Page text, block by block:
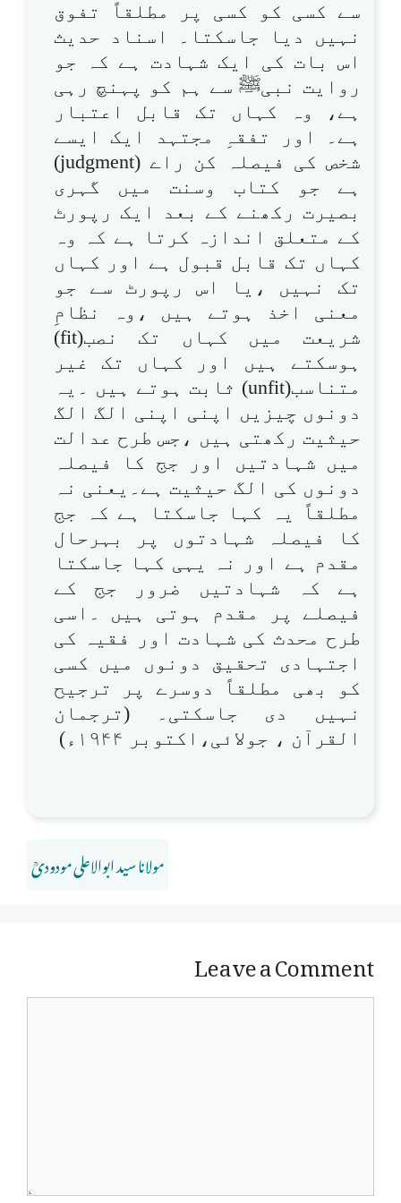
سے کسی کو کسی پر مطلقاً تفوق
نہیں دیا جاسکتا۔ اسناد حدیث
اس بات کی ایک شہادت ہے کہ جو
روایت نبیﷺ سے ہم کو پہنچ رہی
ہے، وہ کہاں تک قابل اعتبار
ہے۔ اور تفقہِ مجتہد ایک ایسے
شخص کی فیصلہ کن راے (judgment)
ہے جو کتاب وسنت میں گہری
بصیرت رکھنے کے بعد ایک رپورٹ
کے متعلق اندازہ کرتا ہے کہ وہ
کہاں تک قابل قبول ہے اور کہاں
تک نہیں ،یا اس رپورٹ سے جو
معنی اخذ ہوتے ہیں ،وہ نظامِ
شریعت میں کہاں تک نصب(fit)
ہوسکتے ہیں اور کہاں تک غیر
متناسب(unfit) ثابت ہوتے ہیں ۔یہ
دونوں چیزیں اپنی اپنی الگ الگ
حیثیت رکھتی ہیں ،جس طرح عدالت
میں شہادتیں اور جج کا فیصلہ
دونوں کی الگ حیثیت ہے۔یعنی نہ
مطلقاً یہ کہا جاسکتا ہے کہ جج
کا فیصلہ شہادتوں پر بہرحال
مقدم ہے اور نہ یہی کہا جاسکتا
ہے کہ شہادتیں ضرور جج کے
فیصلے پر مقدم ہوتی ہیں ۔اسی
طرح محدث کی شہادت اور فقیہ کی
اجتہادی تحقیق دونوں میں کسی
کو بھی مطلقاً دوسرے پر ترجیح
نہیں دی جاسکتی۔ (ترجمان
القرآن ، جولائی،اکتوبر ۱۹۴۴ء)
مولانا سید ابوالاعلی مودودیؒ
Leave a Comment